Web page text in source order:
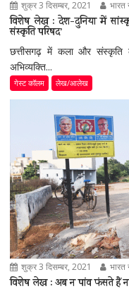
शुक्र 3 दिसम्बर, 2021 भारत
विशेष लेख : देश-दुनिया में
संस्कृति परिषद’
छत्तीसगढ़ में कला और संस्कृति
अभिव्यक्ति...
गेस्ट कॉलम लेख/आलेख
शुक्र 3 दिसम्बर, 2021 भारत
विशेष लेख : अब न पांव फंसते हैं न